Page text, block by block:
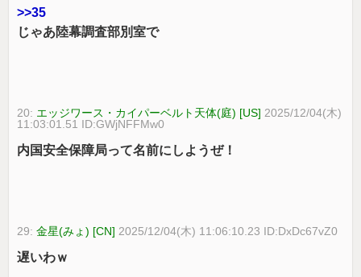
>>35
じゃあ陸幕調査部別室で
20: エッジワース・カイパーベルト天体(庭) [US] 2025/12/04(木)
11:03:01.51 ID:GWjNFFMw0
内国安全保障局って名前にしようぜ！
29:金星(みょ) [CN] 2025/12/04(木) 11:06:10.23 ID:DxDc67vZ0
遅いわｗ